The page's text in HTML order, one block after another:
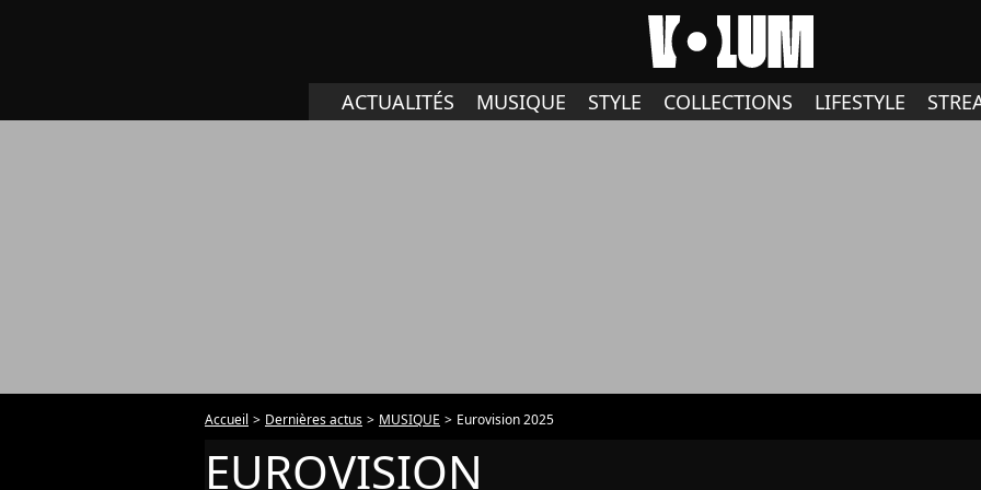
ACTUALITÉS MUSIQUE STYLE COLLECTIONS LIFESTYLE
Accueil Dernières actus MUSIQUE Eurovision 2025
EUROVISION